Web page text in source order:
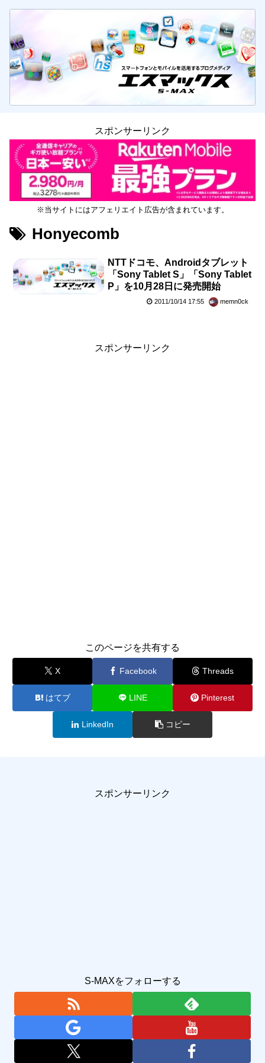
スポンサーリンク
※当サイトにはアフェリエイト広告が含まれています。
Honyecomb
NTTドコモ、Androidタブレット
「Sony Tablet S」「Sony Tablet
P」を10月28日に発売開始
2011/10/14 17:55 memn0ck
スポンサーリンク
このページを共有する
X Facebook Threads
はてブ LINE Pinterest
LinkedIn コピー
スポンサーリンク
S-MAXをフォローする